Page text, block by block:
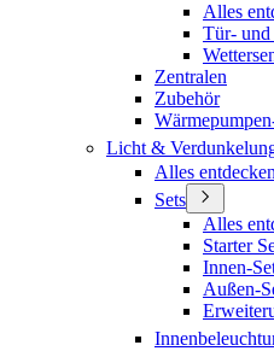
Alles
Tür- und
Zentralen
Zubehör
Licht &
Alles entdecken
Sets
Alles
Starter
Innen-
Außen-